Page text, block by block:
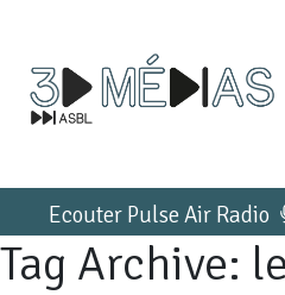
Ecouter Pulse Air Radio
Tag Archive: